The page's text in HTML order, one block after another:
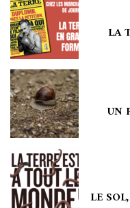
LA
UN
LE